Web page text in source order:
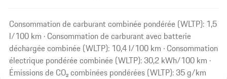
Consommation de carburant combinée pondérée (WLTP): 1,5
l/100 km · Consommation de carburant avec batterie
déchargée combinée (WLTP): 10,4 l/100 km · Consommation
électrique pondérée combinée (WLTP): 30,2 kWh/100 km ·
Émissions de CO₂ combinées pondérées (WLTP): 35 g/km